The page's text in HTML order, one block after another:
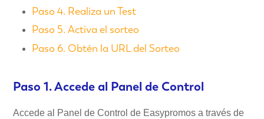
Paso 4. Realiza un Test
Paso 5. Activa el sorteo
Paso 6. Obtén la URL del Sorteo
Paso 1. Accede al Panel de Control
Accede al Panel de Control de Easypromos a través de